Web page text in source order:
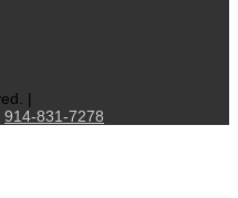
|
914-831-7278